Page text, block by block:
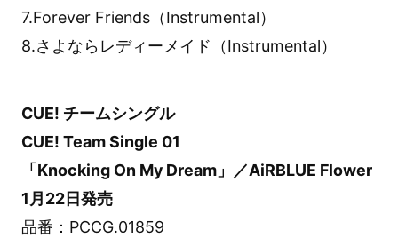
7.Forever Friends（Instrumental）
8.さよならレディーメイド（Instrumental）
CUE! チームシングル
CUE! Team Single 01
「Knocking On My Dream」／AiRBLUE Flower
1月22日発売
品番：PCCG.01859